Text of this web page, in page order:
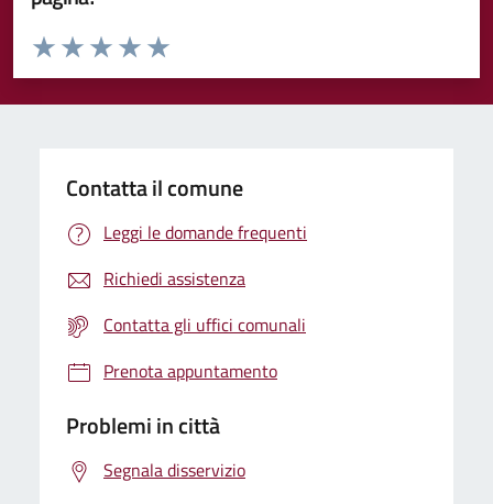
Valuta da 1 a 5 stelle la pagina
Valuta 5 stelle su 5
Valuta 4 stelle su 5
Valuta 3 stelle su 5
Valuta 2 stelle su 5
Valuta 1 stelle su 5
Contatta il comune
Leggi le domande frequenti
Richiedi assistenza
Contatta gli uffici comunali
Prenota appuntamento
Problemi in città
Segnala disservizio